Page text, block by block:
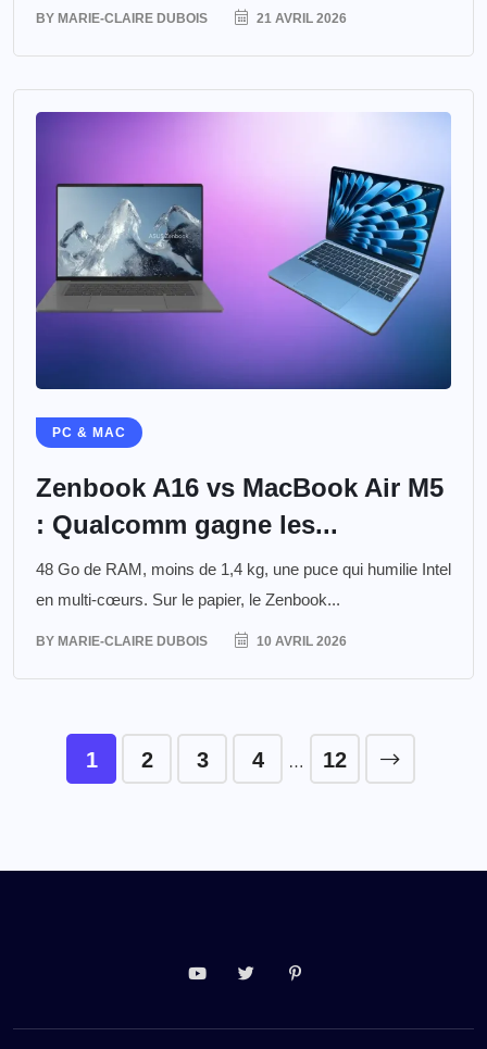
BY MARIE-CLAIRE DUBOIS 21 AVRIL 2026
PC & MAC
Zenbook A16 vs MacBook Air M5
: Qualcomm gagne les...
48 Go de RAM, moins de 1,4 kg, une puce qui humilie Intel
en multi-cœurs. Sur le papier, le Zenbook...
BY MARIE-CLAIRE DUBOIS 10 AVRIL 2026
1 2 3 4 … 12